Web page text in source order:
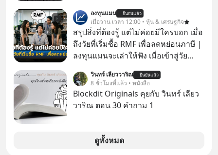
ลงทุนแมน ยืนยันแล้ว
เมื่อวาน เวลา 12:00 • หุ้น & เศรษฐกิจ
สรุปสิ่งที่ต้องรู้ แต่ไม่ค่อยมีใครบอก เมื่อ
ถึงวัยที่เริ่มซื้อ RMF เพื่อลดหย่อนภาษี |
ลงทุนแมนจะเล่าให้ฟัง เมื่อเข้าสู่วัย
ภาษี หลายคนมักได้รับคำแนะนำให้
ลงทุนใน RMF เพราะนอกจากจะช่วยลด
หย่อนภาษีได้แล้ว ยังเป็นโอกาสในการ
อะไรบ้าง ควรดู ตรงไหน ทำอย่างไร ถึง
จะดีกับเรา แล้วเราควรรู้ข้อมูลอะไร
วินทร์ เลียววาริณ ยืนยันแล้ว
8 ชั่วโมงที่แล้ว • หนังสือ
Blockdit Originals คุยกับ วินทร์ เลียว
วาริณ ตอน 30 คำถาม 1
ดูทั้งหมด